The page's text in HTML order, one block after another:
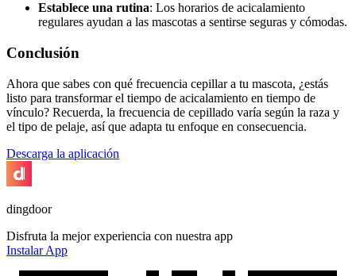
Establece una rutina: Los horarios de acicalamiento
regulares ayudan a las mascotas a sentirse seguras y cómodas.
Conclusión
Ahora que sabes con qué frecuencia cepillar a tu mascota, ¿estás
listo para transformar el tiempo de acicalamiento en tiempo de
vínculo? Recuerda, la frecuencia de cepillado varía según la raza y
el tipo de pelaje, así que adapta tu enfoque en consecuencia.
Descarga la aplicación
dingdoor
Disfruta la mejor experiencia con nuestra app
Instalar App